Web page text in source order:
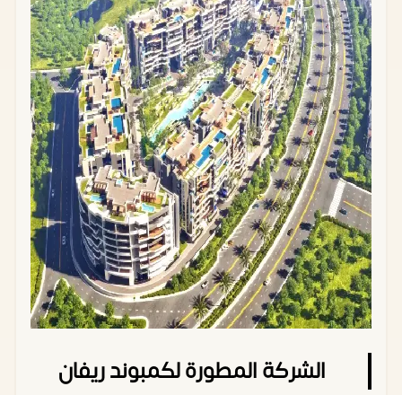
الشركة المطورة لكمبوند ريفان